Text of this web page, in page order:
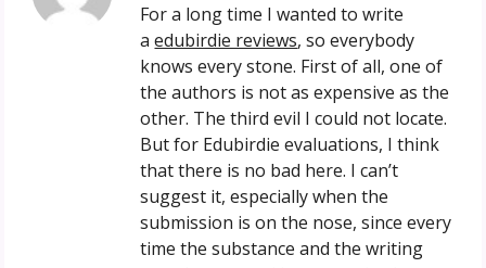
For a long time I wanted to write
aedubirdie reviews, so everybody
knows every stone. First of all, one of
the authors is not as expensive as the
other. The third evil I could not locate.
But for Edubirdie evaluations, I think
that there is no bad here. I can’t
suggest it, especially when the
submission is on the nose, since every
time the substance and the writing